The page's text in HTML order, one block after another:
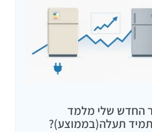
החדש שלי מלמד
תעלה(בממוצע)?